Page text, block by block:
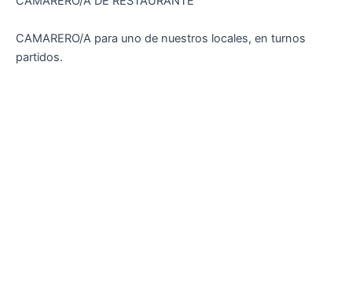
CAMARERO/A para uno de nuestros locales, en turnos
partidos.